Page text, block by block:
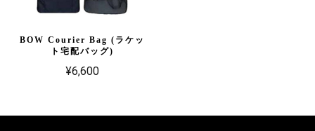
BOW Courier Bag (ラケッ
ト宅配バッグ)
¥6,600